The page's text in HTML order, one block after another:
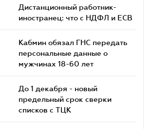
Дистанционный работник-
иностранец: что с НДФЛ и ЕСВ
Кабмин обязал ГНС передать
персональные данные о
мужчинах 18-60 лет
До 1 декабря - новый
предельный срок сверки
списков c ТЦК